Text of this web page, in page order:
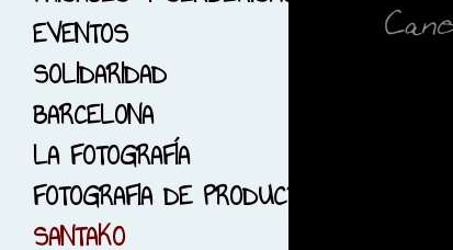
7-GUIMERA, LLEIDA
8-SOLO ROJO...
9-JARDINES
10-DIMONIS Y BRUIXES
11-CIUDAD DE LAS
CIENCIAS
EVENTOS
SOLIDARIDAD
BARCELONA
LA FOTOGRAFÍA
FOTOGRAFIA DE PRODUCTO
SANTAKO